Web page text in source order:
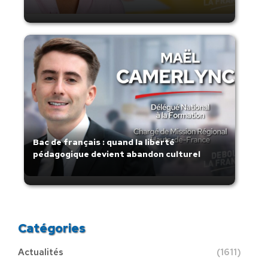
Bac de français : quand la liberté
pédagogique devient abandon culturel
Catégories
Actualités
(1611)